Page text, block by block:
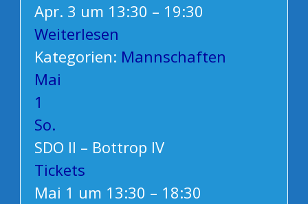
Apr. 3 um 13:30 – 19:30
Weiterlesen
Kategorien: Mannschaften
Mai
1
So.
SDO II – Bottrop IV
Tickets
Mai 1 um 13:30 – 18:30